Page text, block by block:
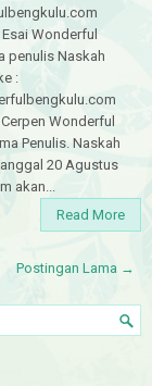
Wonderful
penulis Naskah
:
Wonderful
Penulis. Naskah
20 Agustus
akan...
Read More
Postingan Lama →